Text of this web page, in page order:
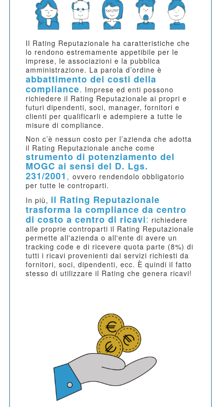
Il Rating Reputazionale ha caratteristiche che
lo rendono estremamente appetibile per le
imprese, le associazioni e la pubblica
amministrazione. La parola d’ordine è
abbattimento dei costi della
compliance. Imprese ed enti possono
richiedere il Rating Reputazionale ai propri e
futuri dipendenti, soci, manager, fornitori e
clienti per qualificarli e adempiere a tutte le
misure di compliance.
Non c’è nessun costo per l’azienda che adotta
il Rating Reputazionale anche come
strumento di potenziamento del
MOGC ai sensi del D. Lgs.
231/2001, ovvero rendendolo obbligatorio
per tutte le controparti.
In più, il Rating Reputazionale
trasforma la compliance da centro
di costo a centro di ricavi: richiedere
alle proprie controparti il Rating Reputazionale
permette all'azienda o all'ente di avere un
tracking code e di ricevere quota parte (8%) di
tutti i ricavi provenienti dai servizi richiesti da
fornitori, soci, dipendenti, ecc. È quindi il fatto
stesso di utilizzare il Rating che genera ricavi!